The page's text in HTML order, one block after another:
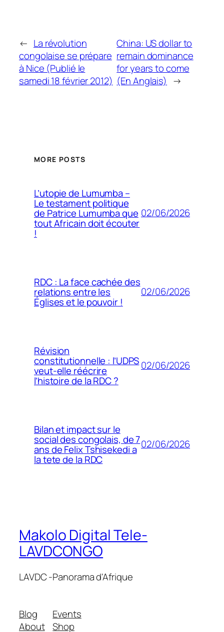
← La révolution
congolaise se prépare
à Nice (Publié le
samedi 18 février 2012)
China: US dollar to
remain dominance
for years to come
(En Anglais) →
MORE POSTS
L’utopie de Lumumba –
Le testament politique
de Patrice Lumumba que
tout Africain doit écouter
!
02/06/2026
RDC : La face cachée des
relations entre les
Églises et le pouvoir !
02/06/2026
Révision
constitutionnelle : l’UDPS
veut-elle réécrire
l’histoire de la RDC ?
02/06/2026
Bilan et impact sur le
social des congolais, de 7
ans de Felix Tshisekedi a
la tete de la RDC
02/06/2026
Makolo Digital Tele-
LAVDCONGO
LAVDC -Panorama d'Afrique
Blog
About
Events
Shop